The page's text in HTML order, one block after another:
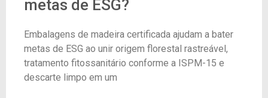
metas de ESG?
Embalagens de madeira certificada ajudam a bater
metas de ESG ao unir origem florestal rastreável,
tratamento fitossanitário conforme a ISPM-15 e
descarte limpo em um